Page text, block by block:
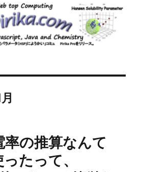
の推算なんて
たって、